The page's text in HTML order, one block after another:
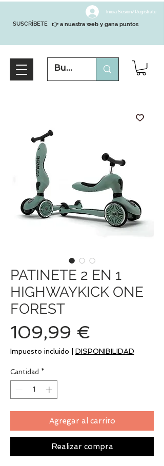
SUSCRÍBETE
Inicia Sesión/Regístrate
👉 a nuestra web y gana puntos
PATINETE 2 EN 1
HIGHWAYKICK ONE
FOREST
109,99 €
Impuesto incluido DISPONIBILIDAD
Cantidad *
Agregar al carrito
Realizar compra